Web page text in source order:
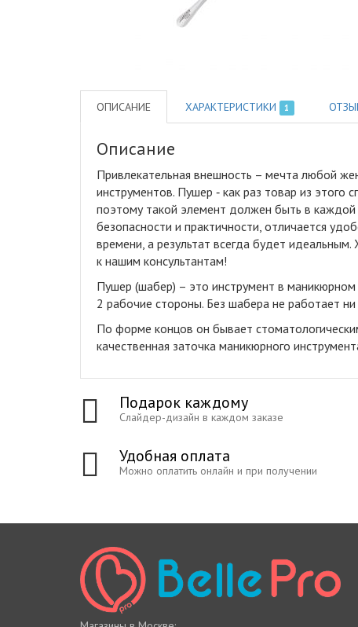
ОПИСАНИЕ ХАРАКТЕРИСТИКИ 1
Описание
Привлекательная внешность – мечта любой
инструментов. Пушер ‑ как раз товар из этого
поэтому такой элемент должен быть в
безопасности и практичности, отличается
времени, а результат всегда будет
к нашим консультантам!
Пушер (шабер) – это инструмент в
2 рабочие стороны. Без шабера не работает
По форме концов он бывает
качественная заточка маникюрного
Подарок каждому
Слайдер-дизайн в каждом заказе
Удобная оплата
Можно оплатить онлайн и при получении